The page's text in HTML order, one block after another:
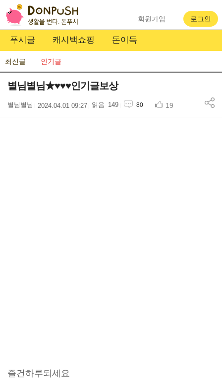
푸시글 캐시백쇼핑 돈이득
회원가입 로그인
최신글 인기글
별님별님★♥♥♥인기글보상
별님별님 2024.04.01 09:27 149 80 19
즐건하루되세요